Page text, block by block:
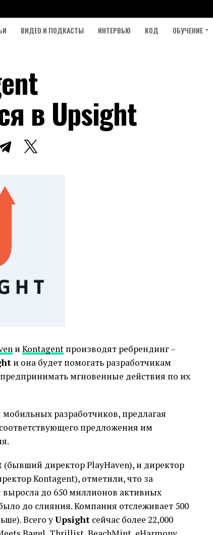
ВИДЕО И ПОДКАСТЫ ИНТЕРВЬЮ КОД ОБУЧЕНИЕ
в Upsight
и Kontagent производят ребрендинг –
и она будет помогать разработчикам
мгновенные действия по их
разработчиков, предлагая
предложения им
(бывший директор PlayHaven), и директор
Kontagent), отметили, что за
до 650 миллионов активных
до слияния. Компания отслеживает 500
Всего уUpsight сейчас более 22,000